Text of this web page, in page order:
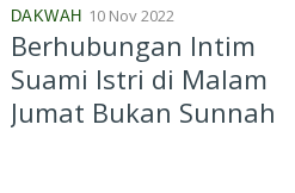
DAKWAH 10 Nov 2022
Berhubungan Intim
Suami Istri di Malam
Jumat Bukan Sunnah